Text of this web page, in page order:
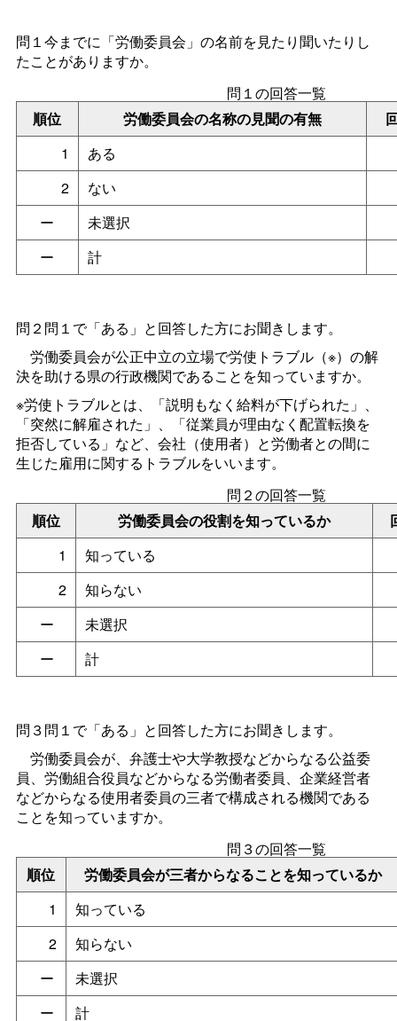
問１今までに「労働委員会」の名前を見たり聞いたりし
たことがありますか。
順位 労働委員会の名称の見聞の有無
問１の回答一覧
1
ある
2
ない
ー
未選択
ー
計
問２問１で「ある」と回答した方にお聞きします。
労働委員会が公正中立の立場で労使トラブル（※）の解
決を助ける県の行政機関であることを知っていますか。
※労使トラブルとは、「説明もなく給料が下げられた」、
「突然に解雇された」、「従業員が理由なく配置転換を
拒否している」など、会社（使用者）と労働者との間に
生じた雇用に関するトラブルをいいます。
順位 労働委員会の役割を知っているか
問２の回答一覧
1
知っている
2
知らない
ー
未選択
ー
計
問３問１で「ある」と回答した方にお聞きします。
労働委員会が、弁護士や大学教授などからなる公益委
員、労働組合役員などからなる労働者委員、企業経営者
などからなる使用者委員の三者で構成される機関である
ことを知っていますか。
順位 労働委員会が三者からなることを知っているか
問３の回答一覧
1
知っている
2
知らない
ー
未選択
ー
計